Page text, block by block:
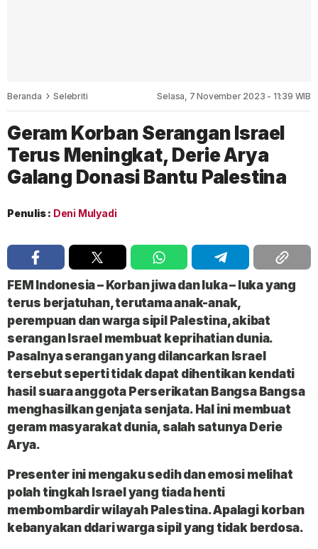
Beranda Selebriti Selasa, 7 November 2023 - 11:39 WIB
Geram Korban Serangan Israel
Terus Meningkat, Derie Arya
Galang Donasi Bantu Palestina
Penulis : Deni Mulyadi
FEM Indonesia– Korban jiwa dan luka – luka yang
terus berjatuhan, terutama anak-anak,
perempuan dan warga sipil Palestina, akibat
serangan Israel membuat keprihatian dunia.
Pasalnya serangan yang dilancarkan Israel
tersebut seperti tidak dapat dihentikan kendati
hasil suara anggota Perserikatan Bangsa Bangsa
menghasilkan genjata senjata. Hal ini membuat
geram masyarakat dunia, salah satunya Derie
Arya.
Presenter ini mengaku sedih dan emosi melihat
polah tingkah Israel yang tiada henti
membombardir wilayah Palestina. Apalagi korban
kebanyakan ddari warga sipil yang tidak berdosa.